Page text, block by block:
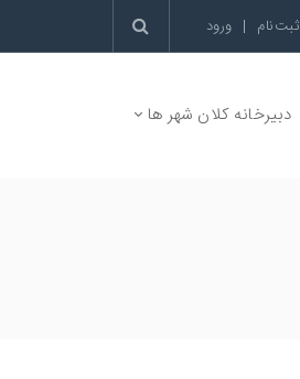
ثبت‌نام | ورود
دبیرخانه کلان شهر ها